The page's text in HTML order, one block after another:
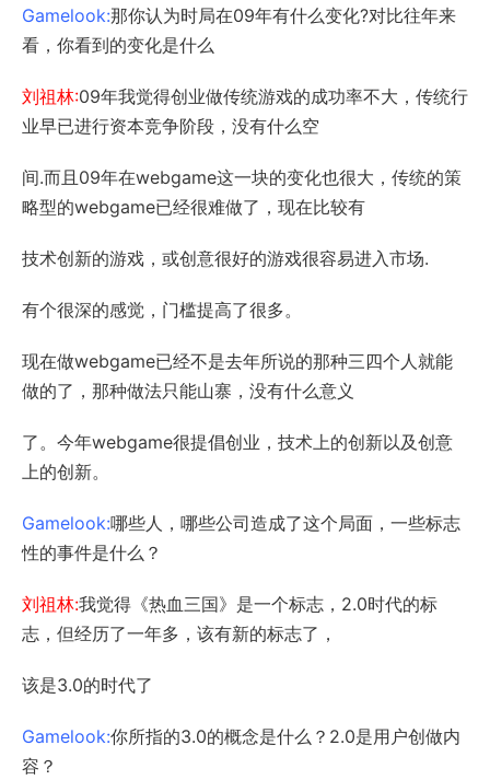
Gamelook:那你认为时局在09年有什么变化?对比往年来
看，你看到的变化是什么
刘祖林:09年我觉得创业做传统游戏的成功率不大，传统行
业早已进行资本竞争阶段，没有什么空
间.而且09年在webgame这一块的变化也很大，传统的策
略型的webgame已经很难做了，现在比较有
技术创新的游戏，或创意很好的游戏很容易进入市场.
有个很深的感觉，门槛提高了很多。
现在做webgame已经不是去年所说的那种三四个人就能
做的了，那种做法只能山寨，没有什么意义
了。今年webgame很提倡创业，技术上的创新以及创意
上的创新。
Gamelook:哪些人，哪些公司造成了这个局面，一些标志
性的事件是什么？
刘祖林:我觉得《热血三国》是一个标志，2.0时代的标
志，但经历了一年多，该有新的标志了，
该是3.0的时代了
Gamelook:你所指的3.0的概念是什么？2.0是用户创做内
容？